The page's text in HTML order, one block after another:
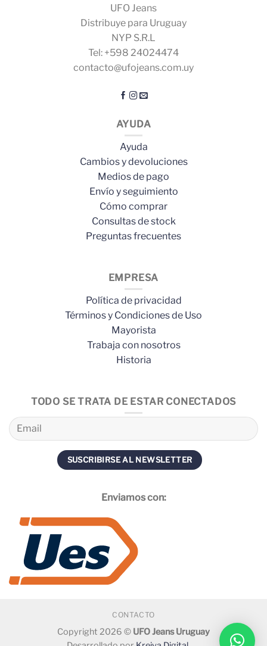
UFO Jeans
Distribuye para Uruguay
NYP S.R.L
Tel: +598 24024474
contacto@ufojeans.com.uy
AYUDA
Ayuda
Cambios y devoluciones
Medios de pago
Envío y seguimiento
Cómo comprar
Consultas de stock
Preguntas frecuentes
EMPRESA
Política de privacidad
Términos y Condiciones de Uso
Mayorista
Trabaja con nosotros
Historia
TODO SE TRATA DE ESTAR CONECTADOS
Enviamos con:
CONTACTO
Copyright 2026 © UFO Jeans Uruguay